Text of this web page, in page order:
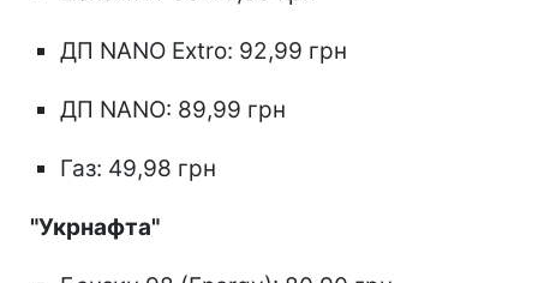
ДП NANO Extro: 92,99 грн
ДП NANO: 89,99 грн
Газ: 49,98 грн
"Укрнафта"